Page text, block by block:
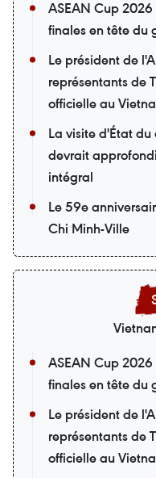
ASEAN Cup
finales en tête du
Le président de
représentants de
officielle au
La visite d'État
devrait
intégral
Le 59e
Chi Minh-Ville
ASEAN Cup
finales en tête du
Le président de
représentants de
officielle au